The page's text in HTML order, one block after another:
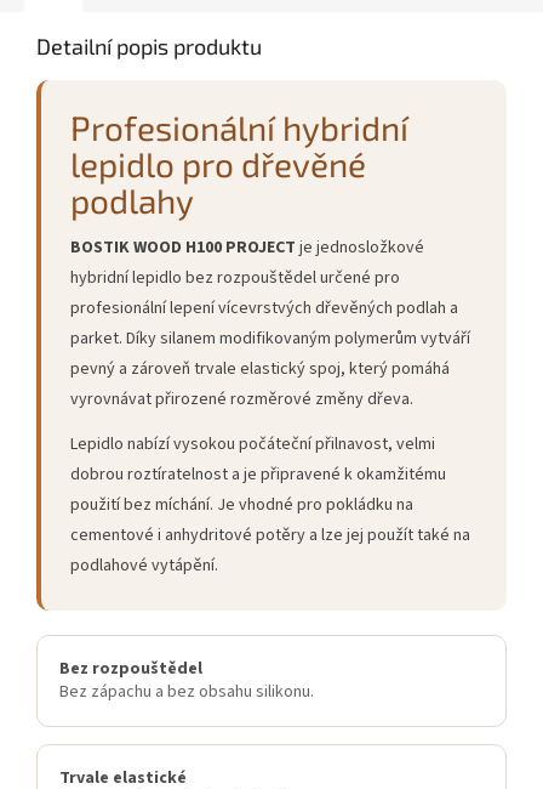
Detailní popis produktu
Profesionální hybridní
lepidlo pro dřevěné
podlahy
BOSTIK WOOD H100 PROJECT je jednosložkové
hybridní lepidlo bez rozpouštědel určené pro
profesionální lepení vícevrstvých dřevěných podlah a
parket. Díky silanem modifikovaným polymerům vytváří
pevný a zároveň trvale elastický spoj, který pomáhá
vyrovnávat přirozené rozměrové změny dřeva.
Lepidlo nabízí vysokou počáteční přilnavost, velmi
dobrou roztíratelnost a je připravené k okamžitému
použití bez míchání. Je vhodné pro pokládku na
cementové i anhydritové potěry a lze jej použít také na
podlahové vytápění.
Bez rozpouštědel
Bez zápachu a bez obsahu silikonu.
Trvale elastické